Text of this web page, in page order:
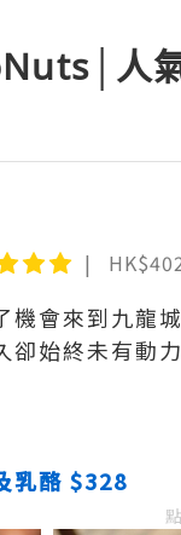
人
機會來到九龍
卻始終未有動
乳酪 $328